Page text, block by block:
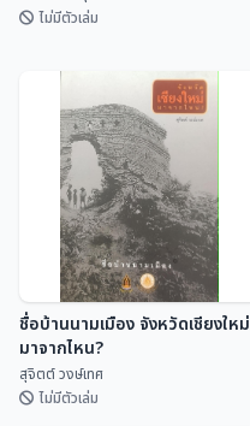
สังข์ศิลป์ไชย์
สถาพร พันธุ์มณี
ไม่มีตัวเล่ม
ชื่อบ้านนามเมือง จังหวัดเชียงใหม่
มาจากไหน?
สุจิตต์ วงษ์เทศ
ไม่มีตัวเล่ม